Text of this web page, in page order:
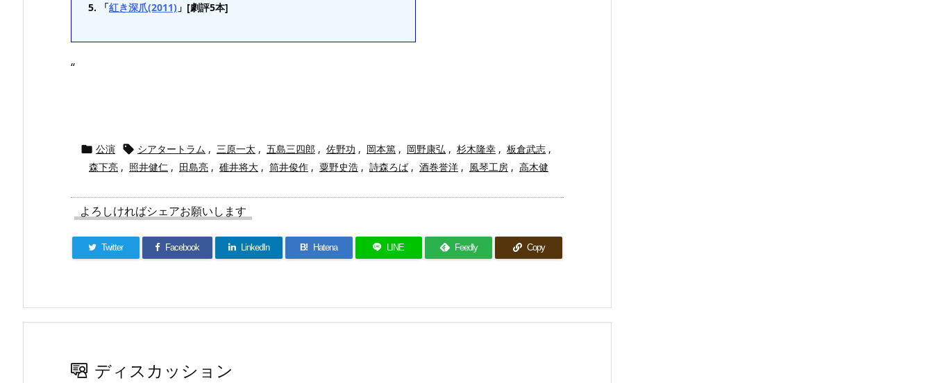
「紅き深爪(2011) 」[劇評5本]
“
 公演  シアタートラム , 三原一太 , 五島三四郎 , 佐野功 , 岡本篤 , 岡野康弘 , 杉木隆幸 , 板倉武志 ,
森下亮 , 照井健仁 , 田島亮 , 碓井将大 , 筒井俊作 , 粟野史浩 , 詩森ろば , 酒巻誉洋 , 風琴工房 , 高木健
よろしければシェアお願いします
Twitter Facebook LinkedIn B! Hatena LINE Feedly Copy
ディスカッション